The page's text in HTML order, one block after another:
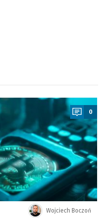
0
Wojciech Boczoń